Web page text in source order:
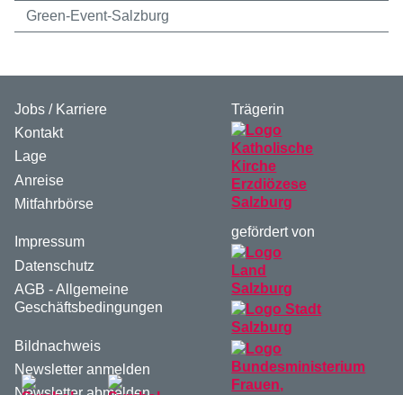
Green-Event-Salzburg
Jobs / Karriere
Kontakt
Lage
Anreise
Mitfahrbörse
Impressum
Datenschutz
AGB - Allgemeine
Geschäftsbedingungen
Bildnachweis
Newsletter anmelden
Trägerin
gefördert von